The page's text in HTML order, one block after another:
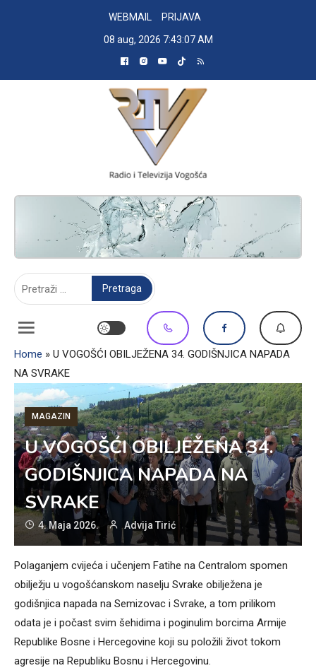
WEBMAIL
PRIJAVA
08 aug, 2026 7:43:08 AM
RADIO TELEVIZIJA VOGOŠĆA
Home » U VOGOŠĆI OBILJEŽENA 34. GODIŠNJICA NAPADA
NA SVRAKE
MAGAZIN
U VOGOŠĆI OBILJEŽENA 34.
GODIŠNJICA NAPADA NA
SVRAKE
4. Maja 2026. Advija Tirić
Polaganjem cvijeća i učenjem Fatihe na Centralom spomen
obilježju u vogošćanskom naselju Svrake obilježena je
godišnjica napada na Semizovac i Svrake, a tom prilikom
odata je i počast svim šehidima i poginulim borcima Armije
Republike Bosne i Hercegovine koji su položili život tokom
agresije na Republiku Bosnu i Hercegovinu.